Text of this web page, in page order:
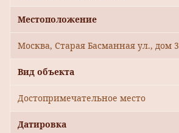
Местоположение
Москва, Старая Басманная ул., дом
Вид объекта
Достопримечательное место
Датировка